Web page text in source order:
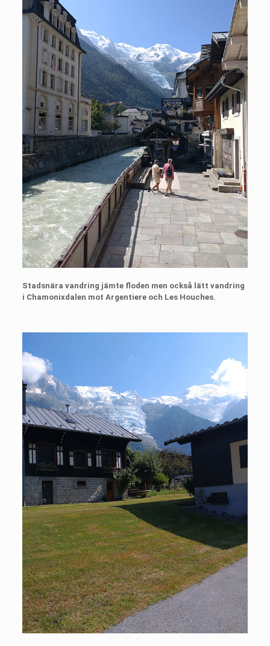
Stadsnära vandring jämte floden men också lätt vandring
i Chamonixdalen mot Argentiere och Les Houches.